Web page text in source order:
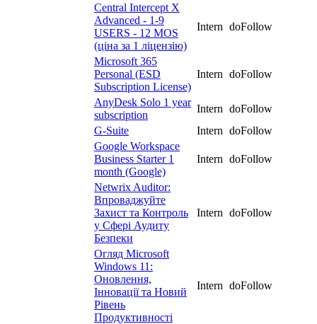
Central Intercept X
Advanced - 1-9
USERS - 12 MOS
(ціна за 1 ліцензію)
Intern doFollow
Microsoft 365
Personal (ESD
Subscription License)
Intern doFollow
AnyDesk Solo 1 year
subscription
Intern doFollow
G-Suite
Intern doFollow
Google Workspace
Business Starter 1
month (Google)
Intern doFollow
Netwrix Auditor:
Впроваджуйте
Захист та Контроль
у Сфері Аудиту
Безпеки
Intern doFollow
Огляд Microsoft
Windows 11:
Оновлення,
Інновації та Новий
Рівень
Продуктивності
Intern doFollow